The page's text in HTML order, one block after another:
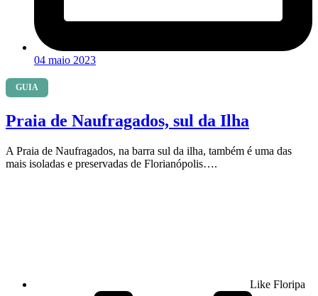
04 maio 2023
GUIA
Praia de Naufragados, sul da Ilha
A Praia de Naufragados, na barra sul da ilha, também é uma das
mais isoladas e preservadas de Florianópolis….
Like Floripa